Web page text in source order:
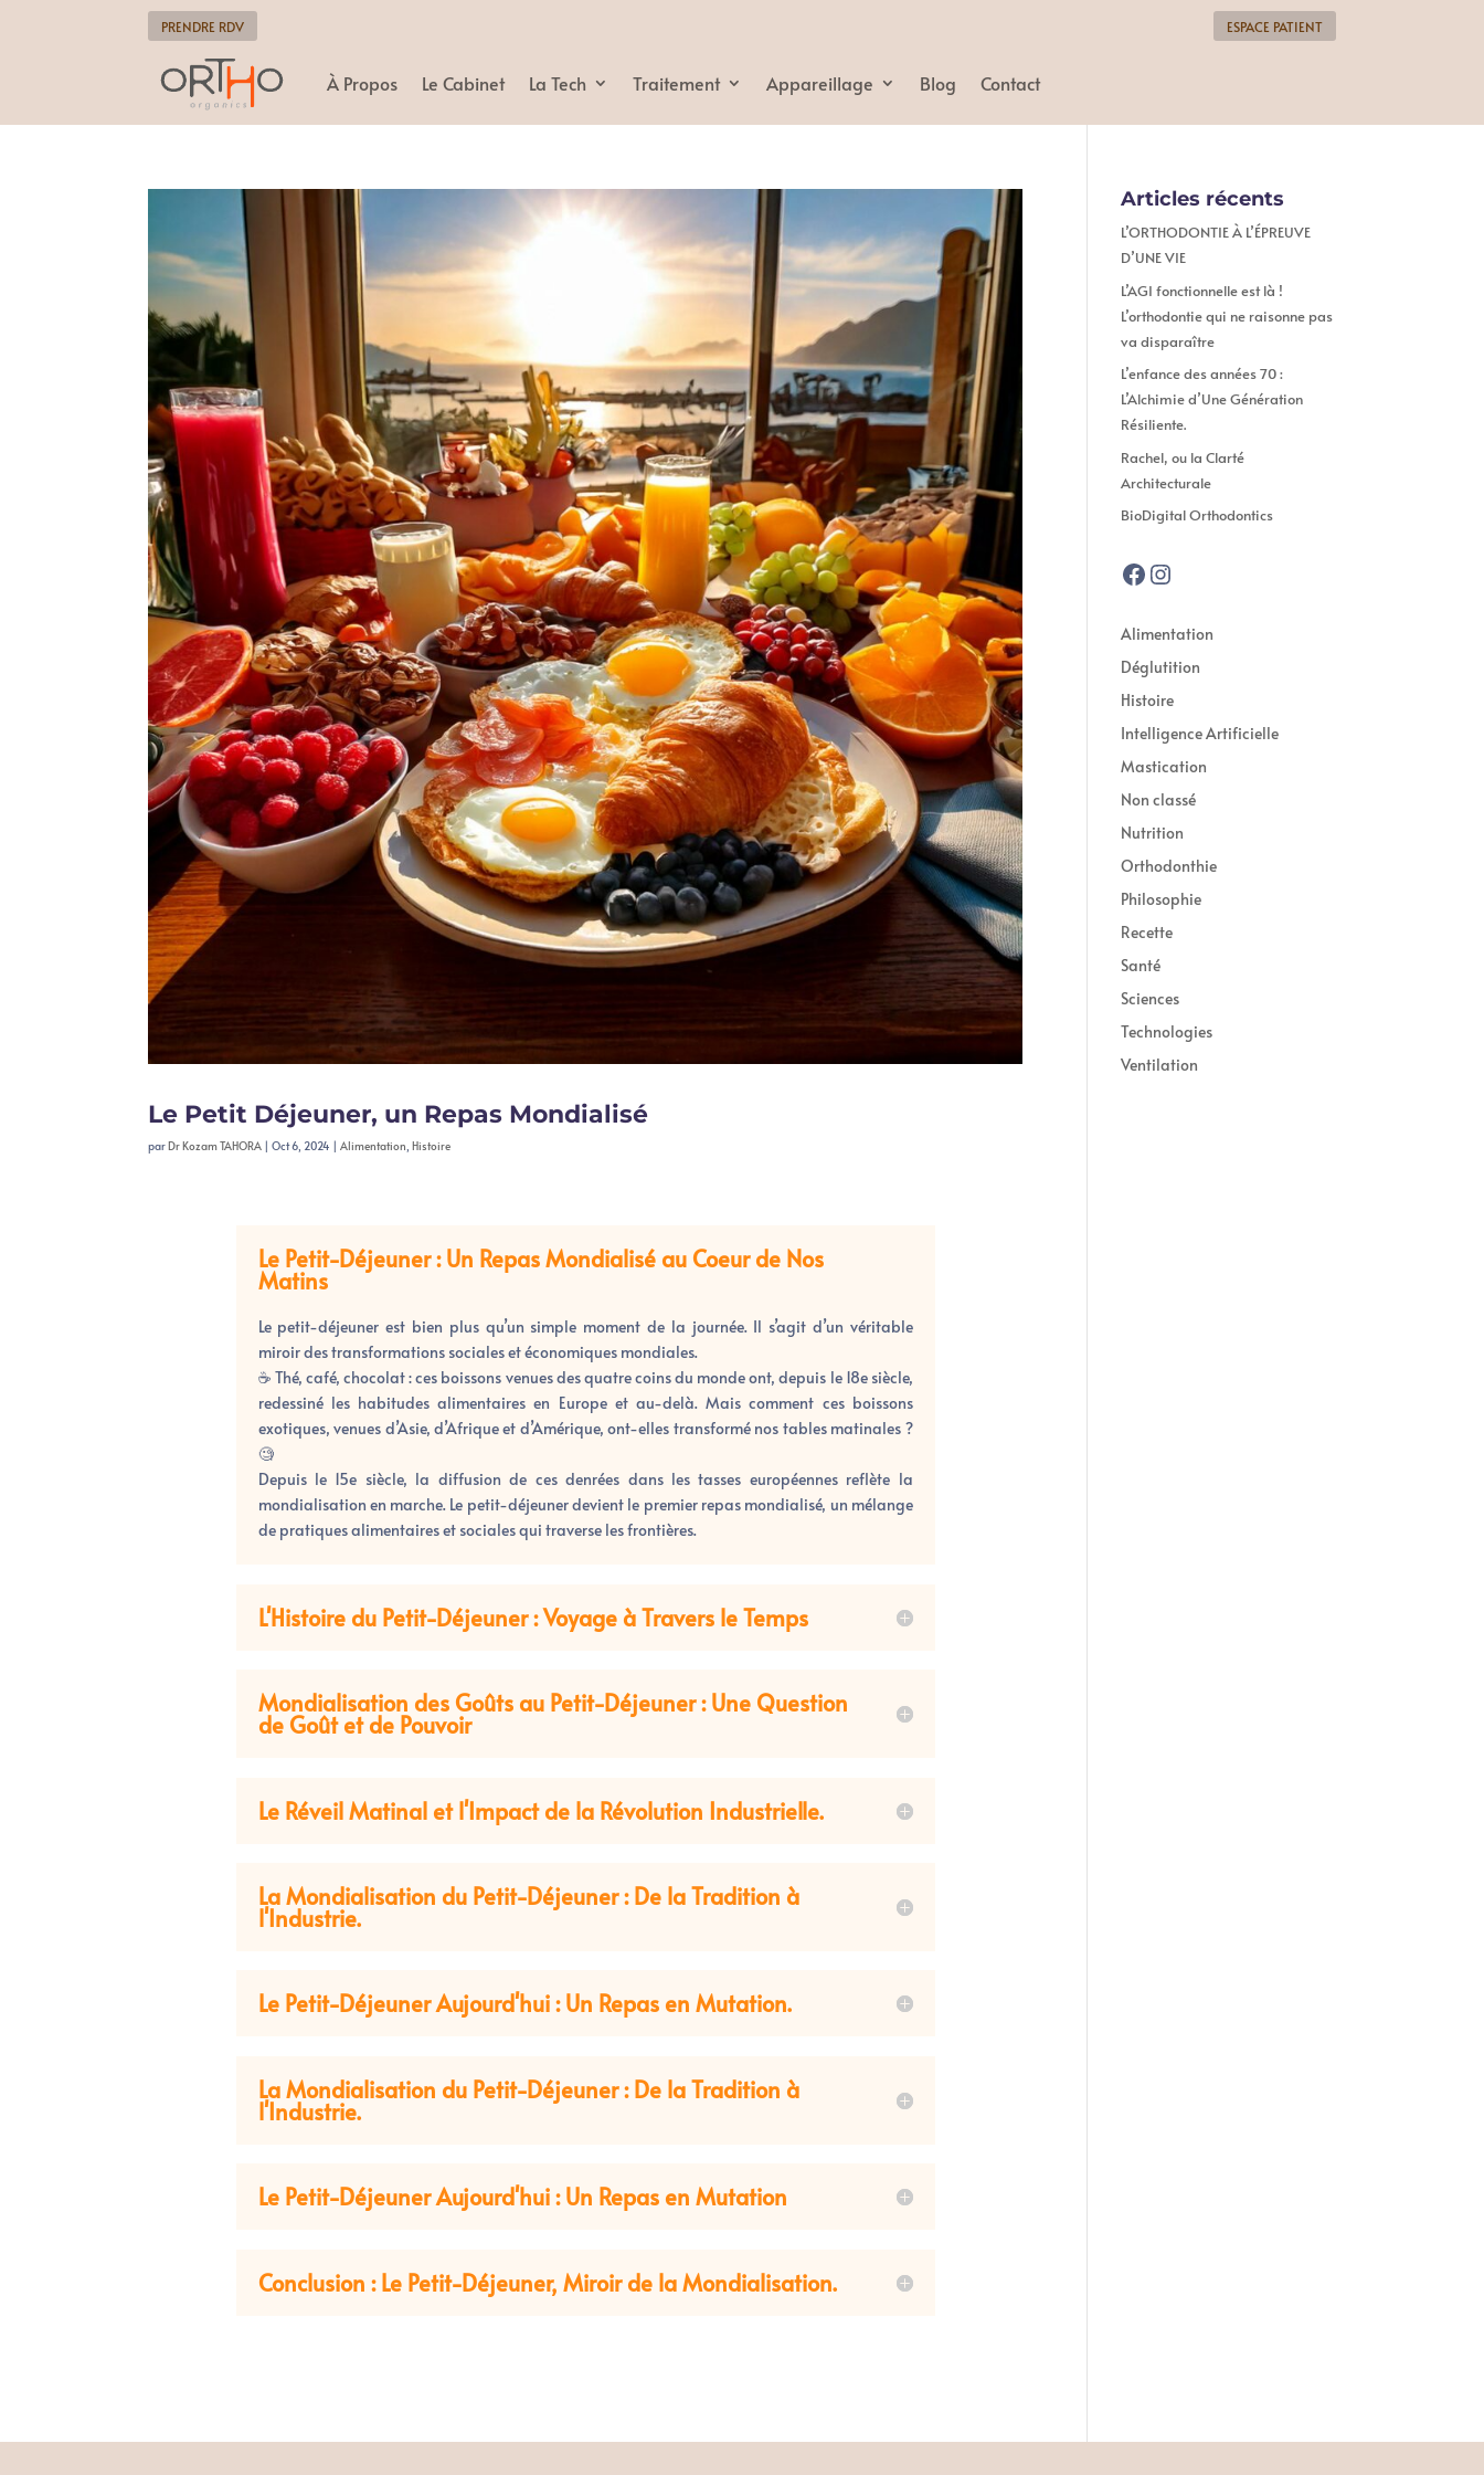
PRENDRE RDV ESPACE PATIENT
À Propos Le Cabinet La Tech Traitement Appareillage Blog Contact
Le Petit Déjeuner, un Repas Mondialisé
parDr Kozam TAHORA |Oct 6, 2024 |Alimentation ,Histoire
Le Petit-Déjeuner : Un Repas Mondialisé au Coeur de Nos
Matins
Le petit-déjeuner est bien plus qu’un simple moment de la journée. Il s’agit d’un véritable
miroir des transformations sociales et économiques mondiales.
☕ Thé, café, chocolat : ces boissons venues des quatre coins du monde ont, depuis le 18e siècle,
redessiné les habitudes alimentaires en Europe et au-delà. Mais comment ces boissons
exotiques, venues d’Asie, d’Afrique et d’Amérique, ont-elles transformé nos tables matinales ?
🧐
Depuis le 15e siècle, la diffusion de ces denrées dans les tasses européennes reflète la
mondialisation en marche. Le petit-déjeuner devient le premier repas mondialisé, un mélange
de pratiques alimentaires et sociales qui traverse les frontières.
L'Histoire du Petit-Déjeuner : Voyage à Travers le Temps
Mondialisation des Goûts au Petit-Déjeuner : Une Question
de Goût et de Pouvoir
Le Réveil Matinal et l'Impact de la Révolution Industrielle.
La Mondialisation du Petit-Déjeuner : De la Tradition à
l'Industrie.
Le Petit-Déjeuner Aujourd'hui : Un Repas en Mutation.
La Mondialisation du Petit-Déjeuner : De la Tradition à
l'Industrie.
Le Petit-Déjeuner Aujourd'hui : Un Repas en Mutation
Conclusion : Le Petit-Déjeuner, Miroir de la Mondialisation.
Articles récents
L’ORTHODONTIE À L’ÉPREUVE
D’UNE VIE
L’AGI fonctionnelle est là !
L’orthodontie qui ne raisonne pas
va disparaître
L’enfance des années 70 :
L’Alchimie d’Une Génération
Résiliente.
Rachel, ou la Clarté
Architecturale
BioDigital Orthodontics
Facebook
Instagram
Alimentation
Déglutition
Histoire
Intelligence Artificielle
Mastication
Non classé
Nutrition
Orthodonthie
Philosophie
Recette
Santé
Sciences
Technologies
Ventilation